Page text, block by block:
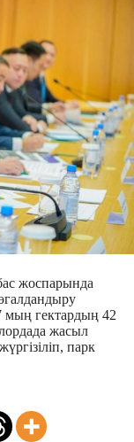
жоспарында
мың гектардың 42
жасыл
парк